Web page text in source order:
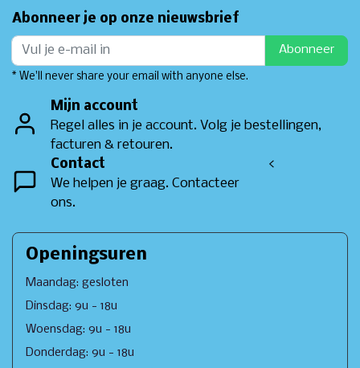
Abonneer je op onze nieuwsbrief
Abonneer
* We'll never share your email with anyone else.
Mijn account
Regel alles in je account. Volg je bestellingen,
facturen & retouren.
Contact
We helpen je graag. Contacteer
ons.
<
Openingsuren
Maandag: gesloten
Dinsdag: 9u - 18u
Woensdag: 9u - 18u
Donderdag: 9u - 18u